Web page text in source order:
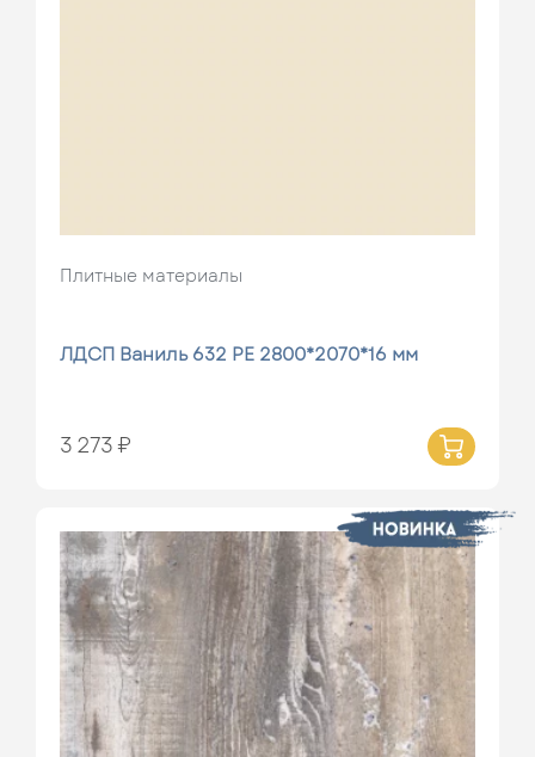
Плитные материалы
ЛДСП Ваниль 632 РЕ 2800*2070*16 мм
3 273 ₽